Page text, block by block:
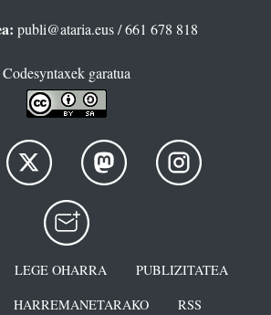
publi@ataria.eus/ 661 678 818
Codesyntaxek garatua
LEGE OHARRA
PUBLIZITATEA
HARREMANETARAKO RSS